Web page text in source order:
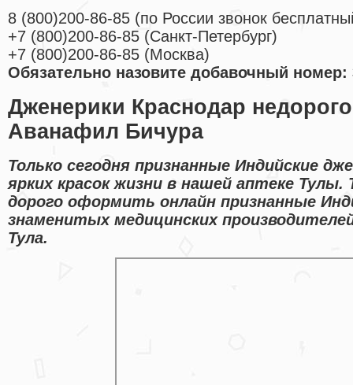
8 (800)200-86-85 (по России звонок
+7 (800)200-86-85 (Санкт-Петербург)
+7 (800)200-86-85 (Москва)
Обязательно назовите добавочный номер:
Дженерики Краснодар
Аванафил Бичура
Только сегодня признанные Индийские
ярких красок жизни в нашей аптеке
дорого оформить онлайн признанные
знаменитых медицинских
Тула.